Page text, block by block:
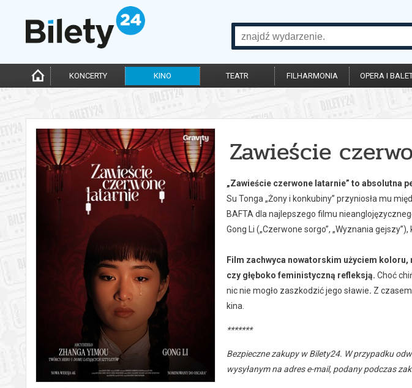
KONCERTY KINO TEATR FILHARMONIA OPERA I
Zawieście
„Zawieście czerwone latarnie” to absolutna
Su Tonga „Żony i konkubiny” przyniosła mu
BAFTA dla najlepszego filmu
Gong Li („Czerwone sorgo”, „Wyznania
Film zachwyca nowatorskim użyciem
czy głęboko feministyczną refleksją. Choć
nic nie mogło zaszkodzić jego sławie. Z
kina.
*******
Bezpieczne zakupy w Bilety24. W przypadku
wysyłanym na adres e-mail, podany podczas